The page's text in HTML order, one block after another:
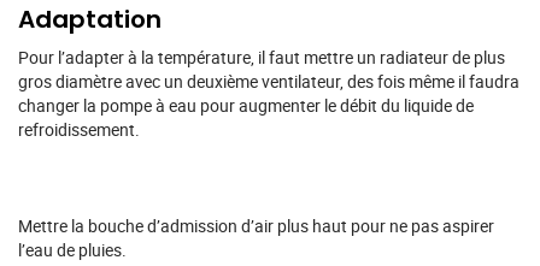
Adaptation
Pour l’adapter à la température, il faut mettre un radiateur de plus
gros diamètre avec un deuxième ventilateur, des fois même il faudra
changer la pompe à eau pour augmenter le débit du liquide de
refroidissement.
Mettre la bouche d’admission d’air plus haut pour ne pas aspirer
l’eau de pluies.